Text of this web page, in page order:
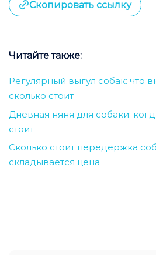
Скопировать ссылку
Читайте также:
Регулярный выгул собак: что
сколько стоит
Дневная няня для собаки:
стоит
Сколько стоит передержка
складывается цена